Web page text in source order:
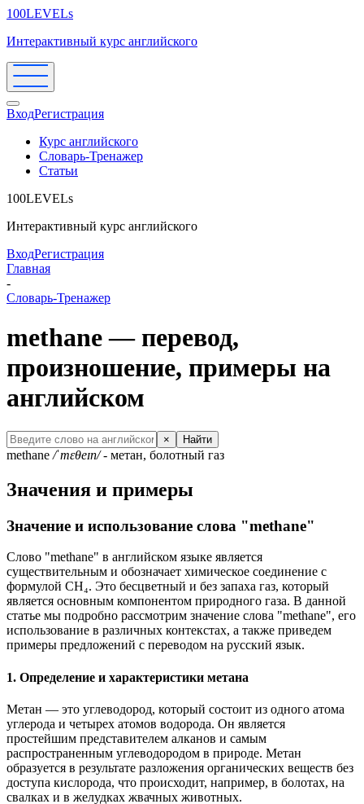
100LEVELs
Интерактивный курс английского
ВходРегистрация
Курс английского
Словарь-Тренажер
Статьи
100LEVELs
Интерактивный курс английского
ВходРегистрация
Главная
-
Словарь-Тренажер
methane — перевод,
произношение, примеры на
английском
× Найти
methane /ˈmɛθeɪn/- метан, болотный газ
Значения и примеры
Значение и использование слова "methane"
Слово "methane" в английском языке является
существительным и обозначает химическое соединение с
формулой CH₄. Это бесцветный и без запаха газ, который
является основным компонентом природного газа. В данной
статье мы подробно рассмотрим значение слова "methane", его
использование в различных контекстах, а также приведем
примеры предложений с переводом на русский язык.
1. Определение и характеристики метана
Метан — это углеводород, который состоит из одного атома
углерода и четырех атомов водорода. Он является
простейшим представителем алканов и самым
распространенным углеводородом в природе. Метан
образуется в результате разложения органических веществ без
доступа кислорода, что происходит, например, в болотах, на
свалках и в желудках жвачных животных.